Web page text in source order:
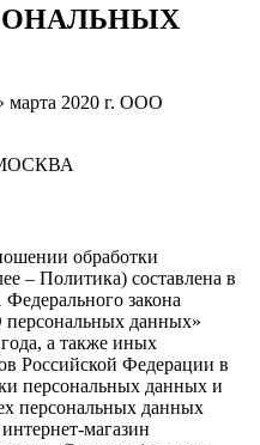
марта 2020 г. ООО
МОСКВА
обработки
– Политика) составлена в
Федерального закона
данных»
а также иных
Российской Федерации в
персональных данных и
персональных данных
магазин